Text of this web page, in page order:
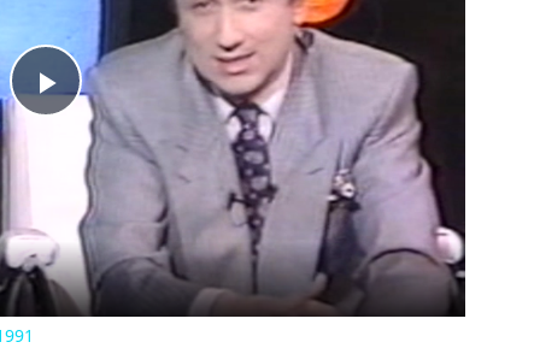
Play
Video